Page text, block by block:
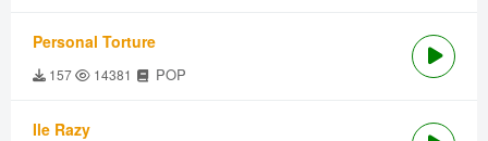
Personal Torture
157 14381 POP
Ile Razy